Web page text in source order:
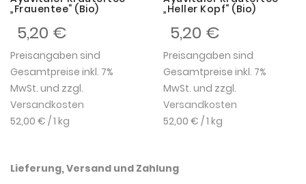
„Frauentee“ (Bio)
5,20 €
Preisangaben sind
Gesamtpreise inkl. 7%
MwSt. und zzgl.
Versandkosten
52,00 € / 1 kg
„Heller Kopf“ (Bio)
5,20 €
Preisangaben sind
Gesamtpreise inkl. 7%
MwSt. und zzgl.
Versandkosten
52,00 € / 1 kg
Lieferung, Versand und Zahlung